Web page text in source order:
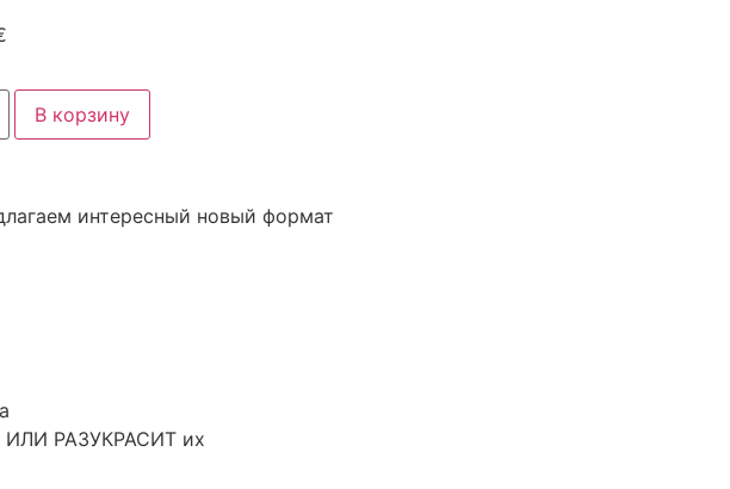
В корзину
интересный новый формат
ИЛИ РАЗУКРАСИТ их